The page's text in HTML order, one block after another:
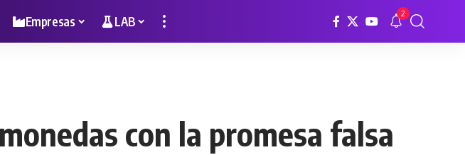
Empresas LAB 2
con la promesa falsa